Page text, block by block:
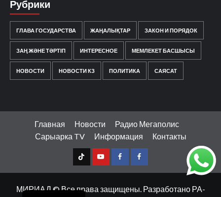
Рубрики
ГЛАВА ГОСУДАРСТВА ЖАҢАЛЫҚТАР ЗАКОН И ПОРЯДОК
ЗАҢ ЖӘНЕ ТӘРТІП ИНТЕРЕСНОЕ МЕМЛЕКЕТ БАСШЫСЫ
НОВОСТИ НОВОСТИ КЗ ПОЛИТИКА САЯСАТ
Главная Новости
Радио Мегаполис
Сарыарка TV
Информация Контакты
TT Youtube
FB1 FB2
МИРИАД © Все права защищены. Разработано РА-
Қазақ тілі